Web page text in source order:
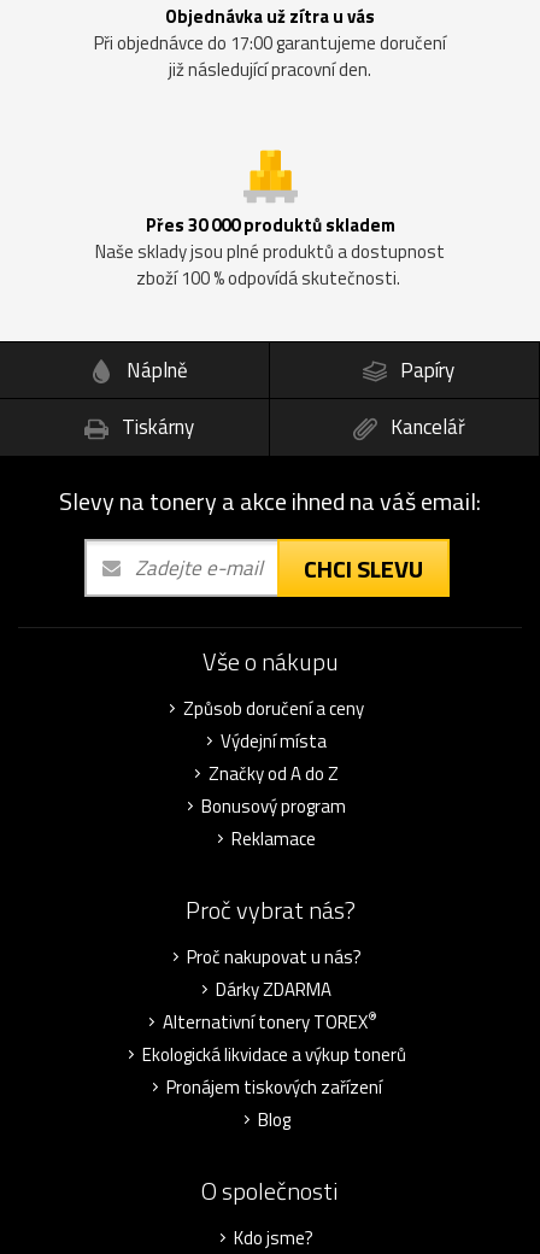
Objednávka už zítra u vás
Při objednávce do 17:00 garantujeme doručení
již následující pracovní den.
Přes 30 000 produktů skladem
Naše sklady jsou plné produktů a dostupnost
zboží 100 % odpovídá skutečnosti.
Náplně
Papíry
Tiskárny
Kancelář
Slevy na tonery a akce ihned na váš email:
CHCI SLEVU
Vše o nákupu
Způsob doručení a ceny
Výdejní místa
Značky od A do Z
Bonusový program
Reklamace
Proč vybrat nás?
Proč nakupovat u nás?
Dárky ZDARMA
Alternativní tonery TOREX®
Ekologická likvidace a výkup tonerů
Pronájem tiskových zařízení
Blog
O společnosti
Kdo jsme?